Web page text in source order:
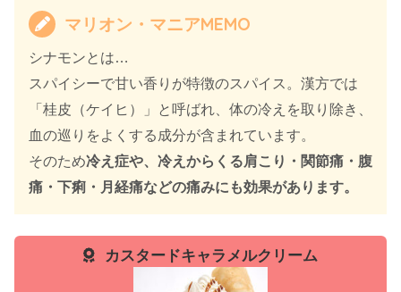
マリオン・マニアMEMO
シナモンとは…
スパイシーで甘い香りが特徴のスパイス。漢方では
「桂皮（ケイヒ）」と呼ばれ、体の冷えを取り除き、
血の巡りをよくする成分が含まれています。
そのため冷え症や、冷えからくる肩こり・関節痛・腹
痛・下痢・月経痛などの痛みにも効果があります。
カスタードキャラメルクリーム